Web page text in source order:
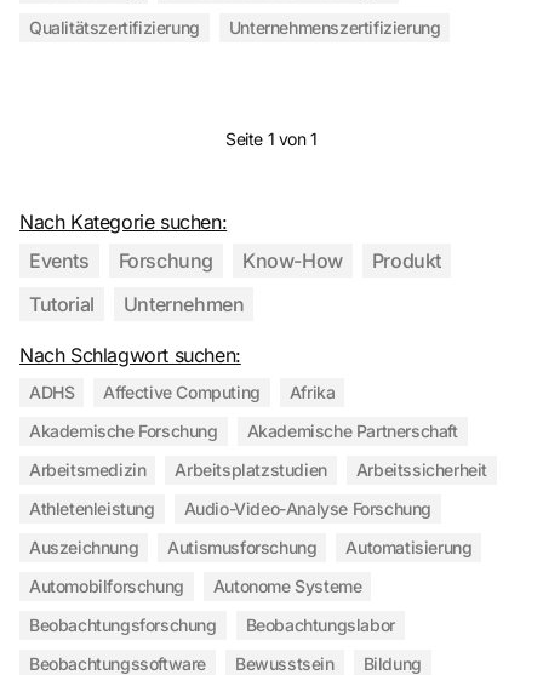
Qualitätszertifizierung
Unternehmenszertifizierung
Seite 1 von 1
Nach Kategorie suchen:
Events
Forschung Know-How
Produkt
Tutorial
Unternehmen
Nach Schlagwort suchen:
ADHS Affective Computing
Afrika
Akademische Forschung
Akademische Partnerschaft
Arbeitsmedizin
Arbeitsplatzstudien
Arbeitssicherheit
Athletenleistung
Audio-Video-Analyse Forschung
Auszeichnung
Autismusforschung
Automatisierung
Automobilforschung
Autonome Systeme
Beobachtungsforschung
Beobachtungslabor
Beobachtungssoftware
Bewusstsein
Bildung